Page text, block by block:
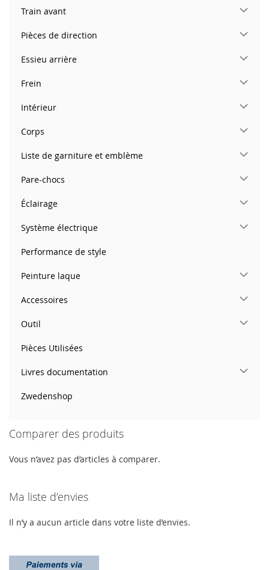
Train avant
Pièces de direction
Essieu arrière
Frein
Intérieur
Corps
Liste de garniture et emblème
Pare-chocs
Éclairage
Système électrique
Performance de style
Peinture laque
Accessoires
Outil
Pièces Utilisées
Livres documentation
Zwedenshop
Comparer des produits
Vous n’avez pas d’articles à comparer.
Ma liste d’envies
Il n’y a aucun article dans votre liste d’envies.